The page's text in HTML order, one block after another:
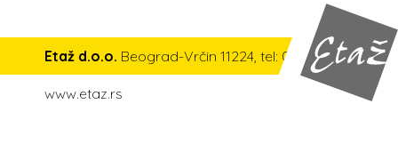
Etaž d.o.o. Beograd-Vrčin 11224, tel: 011 6100 200,
www.etaz.rs